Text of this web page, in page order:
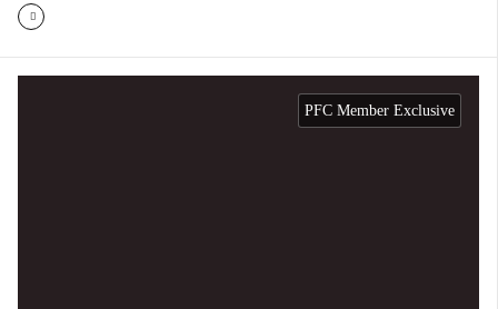
PFC Member Exclusive